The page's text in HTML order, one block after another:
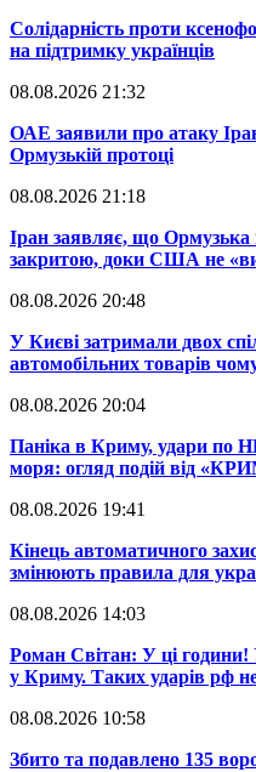
​Солідарність проти
на підтримку українців
08.08.2026 21:32
​ОАЕ заявили про атаку
Ормузькій протоці
08.08.2026 21:18
​Іран заявляє, що
закритою, доки США не
08.08.2026 20:48
​У Києві затримали двох
автомобільних товарів
08.08.2026 20:04
Паніка в Криму, удари по
моря: огляд подій від
08.08.2026 19:41
​Кінець автоматичного
змінюють правила для
08.08.2026 14:03
​Роман Світан: У ці
у Криму. Таких ударів рф
08.08.2026 10:58
​Збито та подавлено 135